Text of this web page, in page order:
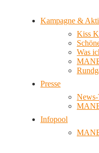
Kampagne &
Kiss
Was
Presse
Infopool